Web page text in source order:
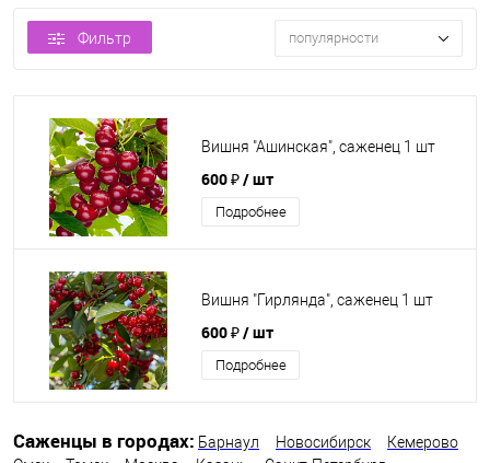
Фильтр популярности
Вишня "Ашинская", саженец 1 шт
600 ₽/ шт
Подробнее
Вишня "Гирлянда", саженец 1 шт
600 ₽/ шт
Подробнее
Саженцы в городах: Барнаул Новосибирск
Кемерово